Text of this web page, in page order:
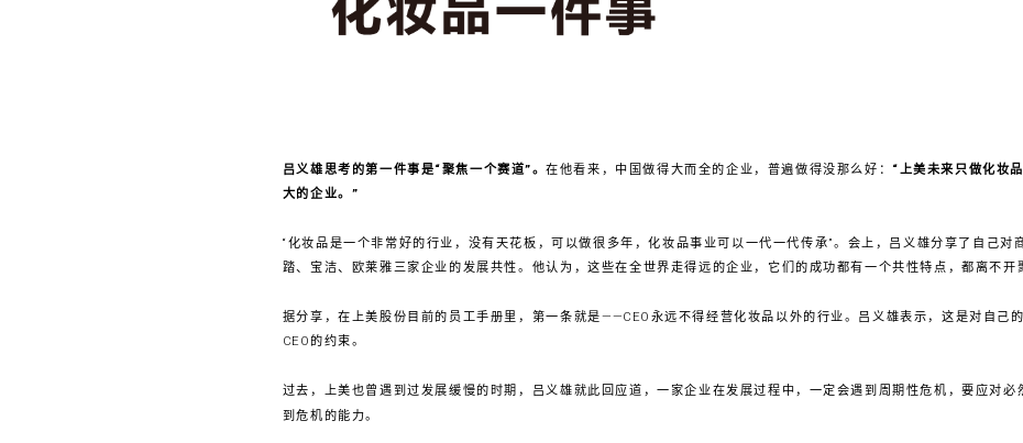
吕义雄思考的第一件事是“聚焦一个赛道”。在他看来，中国做得大而全的企业，普遍做得没那么好： “上美未来只做化妆
大的企业。”
“化妆品是一个非常好的行业，没有天花板，可以做很多年，化妆品事业可以一代一代传承”。会上，吕义雄分享了自己对
踏、宝洁、欧莱雅三家企业的发展共性。他认为，这些在全世界走得远的企业，它们的成功都有一个共性特点，都离不开
据分享，在上美股份目前的员工手册里，第一条就是——CEO永远不得经营化妆品以外的行业。吕义雄表示，这是对自己
CEO的约束。
过去，上美也曾遇到过发展缓慢的时期，吕义雄就此回应道，一家企业在发展过程中，一定会遇到周期性危机，要应对必
到危机的能力。